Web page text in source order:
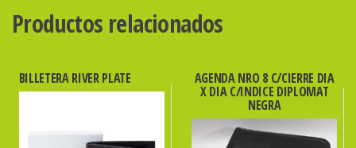
Productos relacionados
BILLETERA RIVER PLATE AGENDA NRO 8 C/CIERRE DIA
X DIA C/INDICE DIPLOMAT
NEGRA